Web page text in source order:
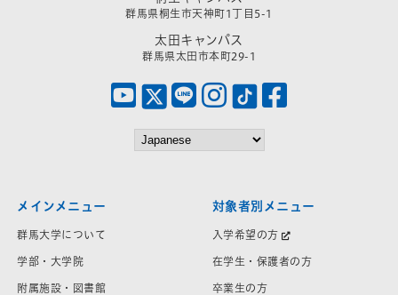
群馬県桐生市天神町1丁目5-1
太田キャンパス
群馬県太田市本町29-1
メインメニュー
群馬大学について
学部・大学院
附属施設・図書館
対象者別メニュー
入学希望の方
在学生・保護者の方
卒業生の方